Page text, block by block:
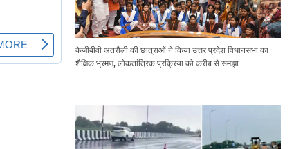
केजीबीवी अतरौली की छात्राओं ने किया उत्तर प्रदेश विधानसभा का
शैक्षिक भ्रमण, लोकतांत्रिक प्रक्रिया को करीब से समझा